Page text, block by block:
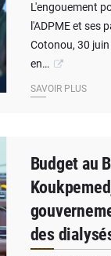
L'engouement
l'ADPME et ses
Cotonou, 30
en…
SAVOIR PLUS
Budget au
des